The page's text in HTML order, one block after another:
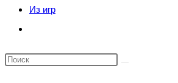
Из игр
по